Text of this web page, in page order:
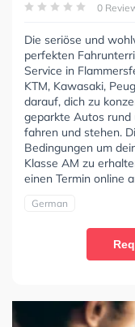
0
Die seriöse und
perfekten
Service in
KTM, Kawasaki,
darauf, dich zu
geparkte Autos
fahren und stehen.
Bedingungen um
Klasse AM zu
einen Termin online
German